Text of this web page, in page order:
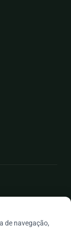
de navegação,